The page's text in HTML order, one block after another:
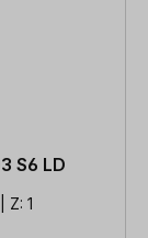
S6 LD
Z: 1